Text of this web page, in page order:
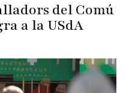
del Comú
a la USdA